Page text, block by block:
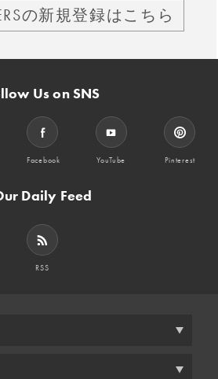
の新規登録はこちら
Us on SNS
Facebook YouTube Pinterest
Daily Feed
RSS